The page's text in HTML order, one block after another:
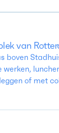
van
boven
werken,
of met